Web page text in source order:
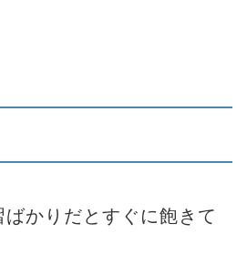
かりだとすぐに飽きて